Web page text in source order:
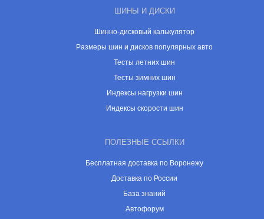
ШИНЫ И ДИСКИ
Шинно-дисковый калькулятор
Размеры шин и дисков популярных авто
Тесты летних шин
Тесты зимних шин
Индексы нагрузки шин
Индексы скорости шин
ПОЛЕЗНЫЕ ССЫЛКИ
Бесплатная доставка по Воронежу
Доставка по России
База знаний
Автофорум